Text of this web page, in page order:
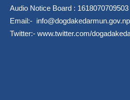
Audio Notice Board : 1618070709503
Email:- info@dogdakedarmun.gov.np
Twitter:- www.twitter.com/